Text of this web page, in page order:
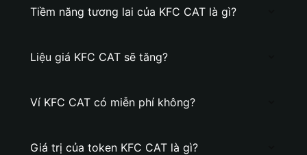
Tiềm năng tương lai của KFC CAT là gì?
Liệu giá KFC CAT sẽ tăng?
Ví KFC CAT có miễn phí không?
Giá trị của token KFC CAT là gì?